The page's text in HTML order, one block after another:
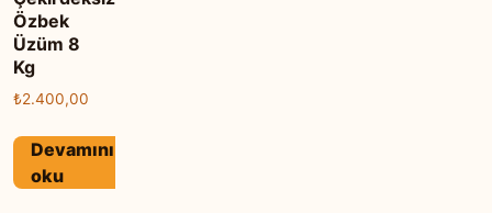
Özbek
Üzüm 8
Kg
₺2.400,00
Devamını
oku